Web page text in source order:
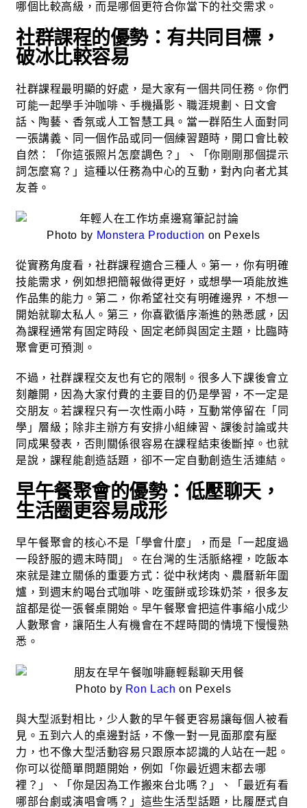
哪個比較高級，而是哪個更符合你當下的社交需求。
社群課程的優勢：有共同目標，
破冰比較容易
社群課程最明顯的好處，是大家有一個共同任務。你們
可能一起學手沖咖啡、手機攝影、職涯規劃、日文會
話、陶藝、香氛或人工智慧工具。當一群陌生人面對同
一張講義、同一個作品或同一個練習題時，開口會比較
自然：「你這張照片怎麼調色？」、「你剛剛那個提示
詞怎麼寫？」這種以任務為中心的互動，對內向者尤其
友善。
Photo by Monstera Production on Pexels
從實務角度看，社群課程適合三種人。第一，你有明確
技能需求，例如想把簡報做得更好，或想學一項能放進
作品集的能力。第二，你希望社交有明確邊界，不想一
開始就聊太私人。第三，你喜歡循序漸進的熟悉感，因
為課程通常有固定時段、固定老師與固定主題，比臨時
聚會更可預測。
不過，社群課程交友也有它的限制。很多人下課後會立
刻離開，因為大家付費的主要目的仍是學習，不一定是
交朋友。若課程只有一次性兩小時，互動常停留在「同
學」層級；除非主辦方有安排小組練習、課後討論或共
同成果發表，否則關係很容易在課程結束後斷掉。也就
是說，課程能創造話題，卻不一定自動創造生活連結。
早午餐聚會的優勢：低壓聊天，
生活圈更容易成形
早午餐聚會的核心不是「學會什麼」，而是「一起度過
一段舒服的週末時間」。在台灣的生活脈絡裡，吃飯本
來就是建立關係的重要方式：從中秋烤肉、農曆新年圍
爐，到週末約喝台式咖啡、吃蛋餅或珍珠奶茶，很多友
誼都是從一張餐桌開始。早午餐聚會把這件事縮小成少
人數聚會，讓陌生人有機會在不趕時間的情境下慢慢熟
悉。
Photo by Ron Lach on Pexels
與大型派對相比，少人數的早午餐更容易讓每個人被看
見。五到六人的桌邊對話，不像一對一見面那麼有壓
力，也不像大型活動容易只跟原本認識的人站在一起。
你可以從簡單問題開始，例如「你最近週末都去哪
裡？」、「你是因為工作搬來台北嗎？」、「最近有看
哪部台劇或演唱會嗎？」這些生活型話題，比履歷式自